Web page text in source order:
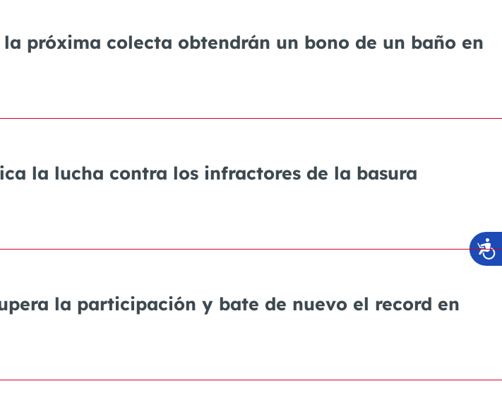
próxima colecta obtendrán un bono de un baño en
la lucha contra los infractores de la basura
la participación y bate de nuevo el record en